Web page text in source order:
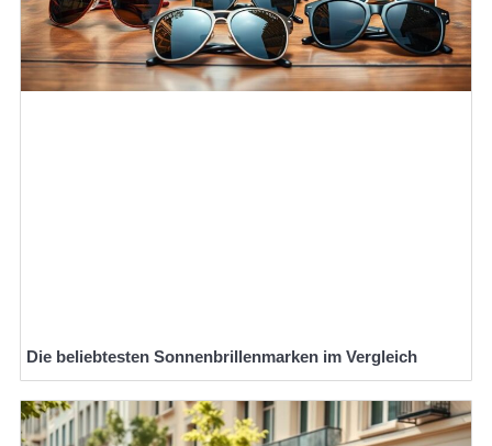
Die beliebtesten Sonnenbrillenmarken im Vergleich